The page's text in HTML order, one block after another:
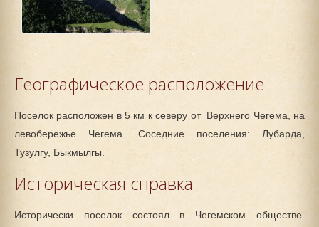
Географическое расположение
Поселок расположен в 5 км к северу от Верхнего Чегема, на
левобережье Чегема. Соседние поселения: Лубарда,
Тузулгу, Быкмылгы.
Историческая справка
Исторически поселок состоял в Чегемском обществе.